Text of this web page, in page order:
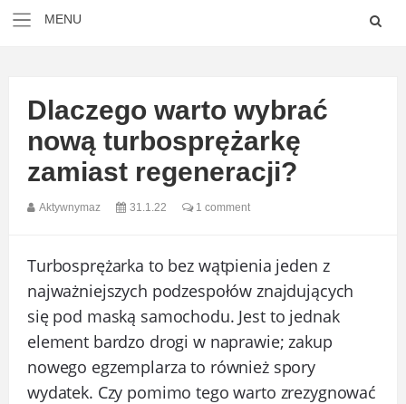
Dlaczego warto wybrać
nową turbosprężarkę
zamiast regeneracji?
Aktywnymaz 31.1.22 1 comment
Turbosprężarka to bez wątpienia jeden z
najważniejszych podzespołów znajdujących
się pod maską samochodu. Jest to jednak
element bardzo drogi w naprawie; zakup
nowego egzemplarza to również spory
wydatek. Czy pomimo tego warto zrezygnować